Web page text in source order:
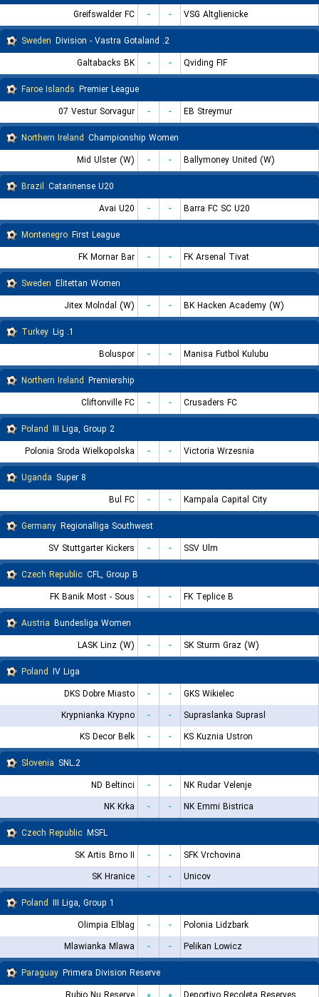
Greifswalder FC
- -
VSG Altglienicke
Sweden
2. Division - Vastra Gotaland
Galtabacks BK
- -
Qviding FIF
Faroe Islands Premier League
07 Vestur Sorvagur
- -
EB Streymur
Northern Ireland Championship Women
Mid Ulster (W)
- -
Ballymoney United (W)
Brazil Catarinense U20
Avai U20
- -
Barra FC SC U20
Montenegro First League
FK Mornar Bar
- -
FK Arsenal Tivat
Sweden Elitettan Women
Jitex Molndal (W)
- -
BK Hacken Academy (W)
Turkey
1. Lig
Boluspor
- -
Manisa Futbol Kulubu
Northern Ireland Premiership
Cliftonville FC
- -
Crusaders FC
Poland III Liga, Group 2
Polonia Sroda Wielkopolska
- -
Victoria Wrzesnia
Uganda Super 8
Bul FC
- -
Kampala Capital City
Germany Regionalliga Southwest
SV Stuttgarter Kickers
- -
SSV Ulm
Czech Republic CFL, Group B
FK Banik Most - Sous
- -
FK Teplice B
Austria Bundesliga Women
LASK Linz (W)
- -
SK Sturm Graz (W)
Poland IV Liga
DKS Dobre Miasto
- -
GKS Wikielec
Krypnianka Krypno
- -
Supraslanka Suprasl
KS Decor Belk
- -
KS Kuznia Ustron
Slovenia
2.SNL
ND Beltinci
- -
NK Rudar Velenje
NK Krka
- -
NK Emmi Bistrica
Czech Republic MSFL
SK Artis Brno II
- -
SFK Vrchovina
SK Hranice
- -
Unicov
Poland III Liga, Group 1
Olimpia Elblag
- -
Polonia Lidzbark
Mlawianka Mlawa
- -
Pelikan Lowicz
Paraguay Primera Division Reserve